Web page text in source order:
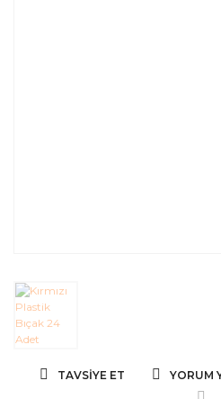
TAVSIYE ET YORUM